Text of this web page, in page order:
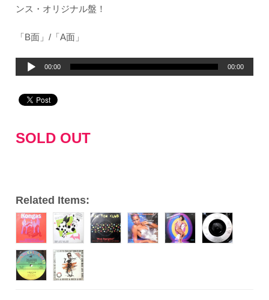
ンス・オリジナル盤！
「B面」/「A面」
プ
ヤ
00:00 00:00
SOLD OUT
Related Items: